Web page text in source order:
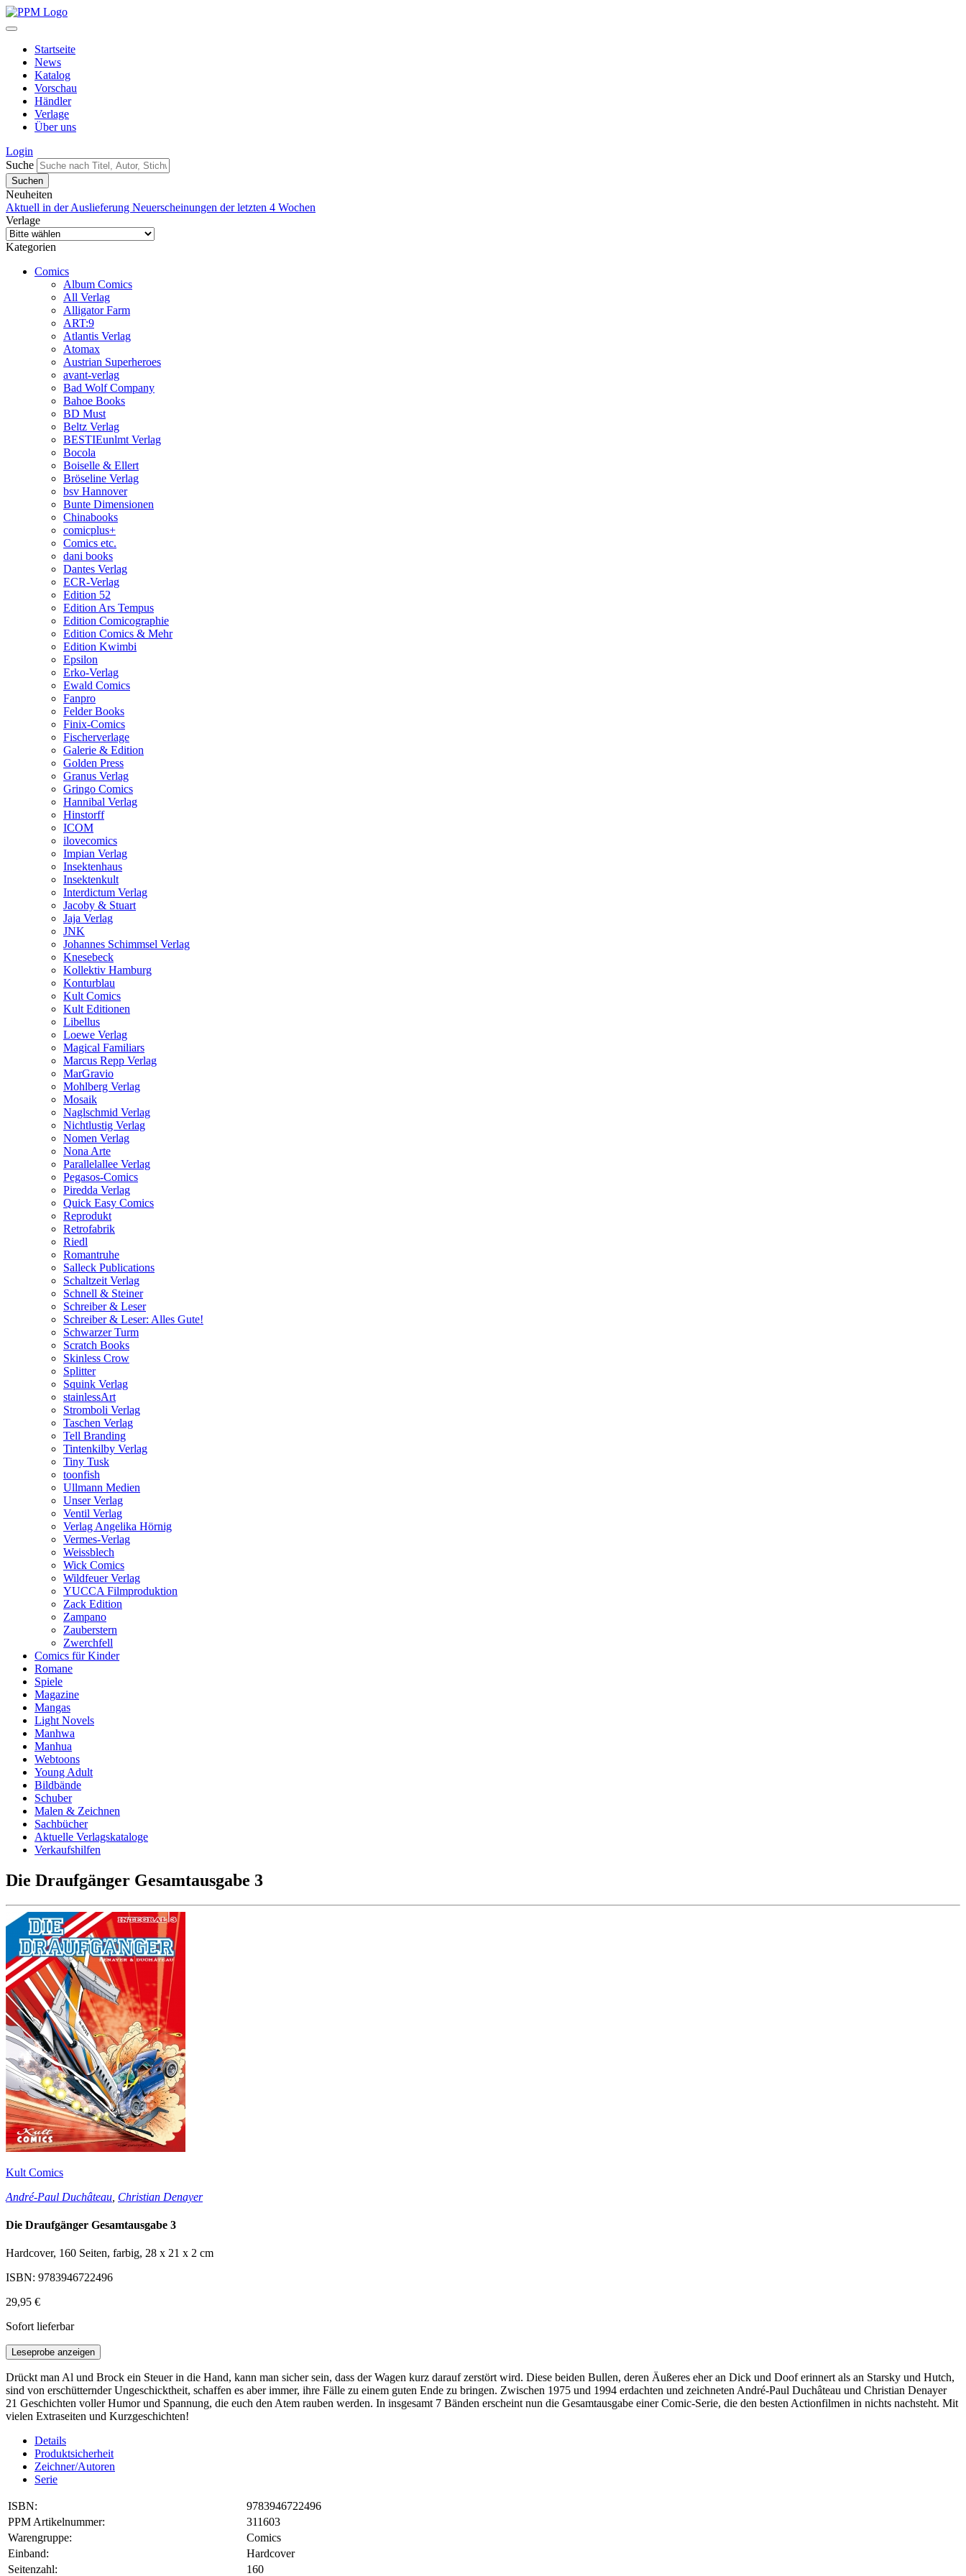
Startseite
News
Katalog
Vorschau
Händler
Verlage
Über uns
Login
Suche
Neuheiten
Aktuell in der Auslieferung Neuerscheinungen der letzten 4 Wochen
Verlage
Kategorien
Comics
Album Comics
All Verlag
Alligator Farm
ART:9
Atlantis Verlag
Atomax
Austrian Superheroes
avant-verlag
Bad Wolf Company
Bahoe Books
BD Must
Beltz Verlag
BESTIEunlmt Verlag
Bocola
Boiselle & Ellert
Bröseline Verlag
bsv Hannover
Bunte Dimensionen
Chinabooks
comicplus+
Comics etc.
dani books
Dantes Verlag
ECR-Verlag
Edition 52
Edition Ars Tempus
Edition Comicographie
Edition Comics & Mehr
Edition Kwimbi
Epsilon
Erko-Verlag
Ewald Comics
Fanpro
Felder Books
Finix-Comics
Fischerverlage
Galerie & Edition
Golden Press
Granus Verlag
Gringo Comics
Hannibal Verlag
Hinstorff
ICOM
ilovecomics
Impian Verlag
Insektenhaus
Insektenkult
Interdictum Verlag
Jacoby & Stuart
Jaja Verlag
JNK
Johannes Schimmsel Verlag
Knesebeck
Kollektiv Hamburg
Konturblau
Kult Comics
Kult Editionen
Libellus
Loewe Verlag
Magical Familiars
Marcus Repp Verlag
MarGravio
Mohlberg Verlag
Mosaik
Naglschmid Verlag
Nichtlustig Verlag
Nomen Verlag
Nona Arte
Parallelallee Verlag
Pegasos-Comics
Piredda Verlag
Quick Easy Comics
Reprodukt
Retrofabrik
Riedl
Romantruhe
Salleck Publications
Schaltzeit Verlag
Schnell & Steiner
Schreiber & Leser
Schreiber & Leser: Alles Gute!
Schwarzer Turm
Scratch Books
Skinless Crow
Splitter
Squink Verlag
stainlessArt
Stromboli Verlag
Taschen Verlag
Tell Branding
Tintenkilby Verlag
Tiny Tusk
toonfish
Ullmann Medien
Unser Verlag
Ventil Verlag
Verlag Angelika Hörnig
Vermes-Verlag
Weissblech
Wick Comics
Wildfeuer Verlag
YUCCA Filmproduktion
Zack Edition
Zampano
Zauberstern
Zwerchfell
Comics für Kinder
Romane
Spiele
Magazine
Mangas
Light Novels
Manhwa
Manhua
Webtoons
Young Adult
Bildbände
Schuber
Malen & Zeichnen
Sachbücher
Aktuelle Verlagskataloge
Verkaufshilfen
Die Draufgänger Gesamtausgabe 3
Kult Comics
André-Paul Duchâteau Christian Denayer
Die Draufgänger Gesamtausgabe 3
Hardcover, 160 Seiten, farbig, 28 x 21 x 2 cm
ISBN: 9783946722496
29,95 €
Sofort lieferbar
Leseprobe anzeigen
Drückt man Al und Brock ein Steuer in die Hand, kann man sicher sein, dass der Wagen kurz darauf zerstört wird. Diese beiden Bullen, deren Äußeres eher an Dick und Doof erinnert als an Starsky und Hutch,
sind von erschütternder Ungeschicktheit, schaffen es aber immer, ihre Fälle zu einem guten Ende zu bringen. Zwischen 1975 und 1994 erdachten und zeichneten André-Paul Duchâteau und Christian Denayer
21 Geschichten voller Humor und Spannung, die euch den Atem rauben werden. In insgesamt 7 Bänden erscheint nun die Gesamtausgabe einer Comic-Serie, die den besten Actionfilmen in nichts nachsteht. Mit
vielen Extraseiten und Kurzgeschichten!
Details
Produktsicherheit
Zeichner/Autoren
Serie
ISBN:
9783946722496
PPM Artikelnummer:
311603
Warengruppe:
Comics
Einband:
Hardcover
Seitenzahl:
160